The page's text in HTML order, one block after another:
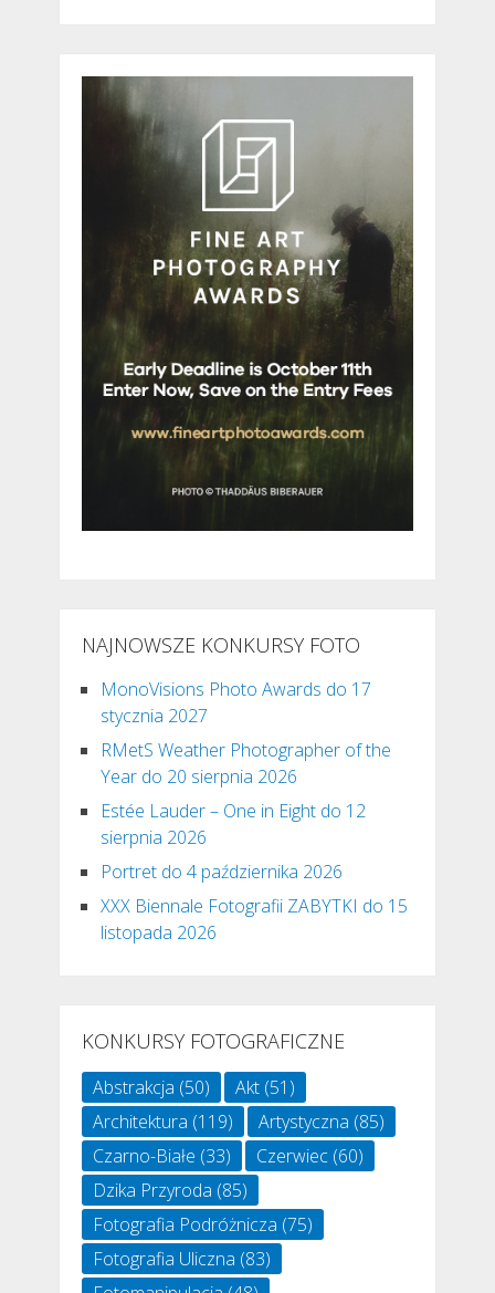
NAJNOWSZE KONKURSY FOTO
MonoVisions Photo Awards do 17
stycznia 2027
RMetS Weather Photographer of the
Year do 20 sierpnia 2026
Estée Lauder – One in Eight do 12
sierpnia 2026
Portret do 4 października 2026
XXX Biennale Fotografii ZABYTKI do 15
listopada 2026
KONKURSY FOTOGRAFICZNE
Abstrakcja (50) Akt(51)
Architektura (119) Artystyczna (85)
Czarno-Białe (33) Czerwiec(60)
Dzika Przyroda (85)
Fotografia Podróżnicza (75)
Fotografia Uliczna (83)